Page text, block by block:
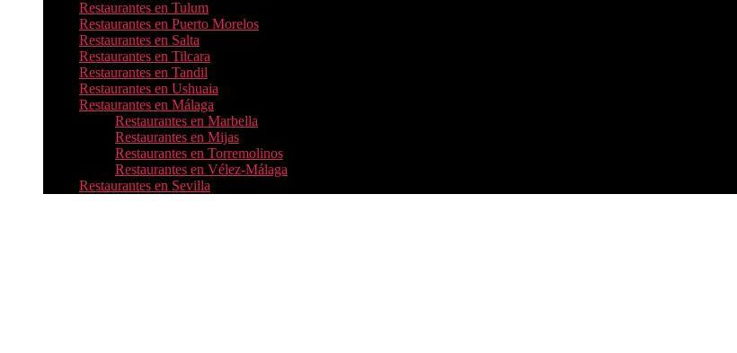
Restaurantes en Tulum
Restaurantes en Puerto Morelos
Restaurantes en Salta
Restaurantes en Tilcara
Restaurantes en Tandil
Restaurantes en Ushuaia
Restaurantes en Málaga
Restaurantes en Marbella
Restaurantes en Mijas
Restaurantes en Torremolinos
Restaurantes en Vélez-Málaga
Restaurantes en Sevilla